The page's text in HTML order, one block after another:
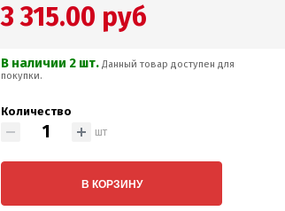
3 315.00 руб
В наличии 2 шт.Данный товар доступен для
покупки.
Количество
шт
В КОРЗИНУ